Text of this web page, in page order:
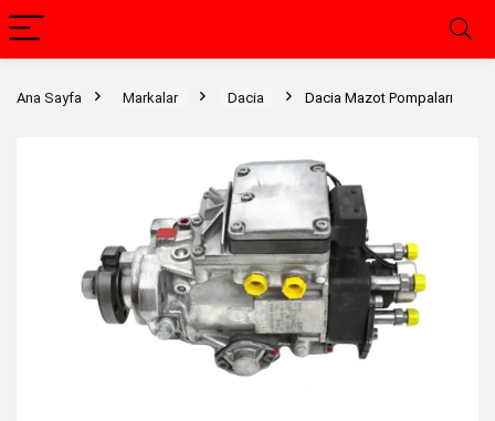
Ana Sayfa Markalar Dacia Dacia Mazot Pompaları